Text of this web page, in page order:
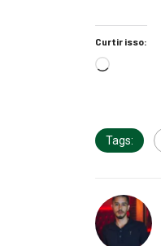
Curtir isso:
Tags: